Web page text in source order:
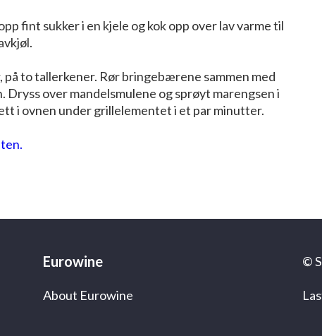
fint sukker i en kjele og kok opp over lav varme til
to tallerkener. Rør bringebærene sammen med
over mandelsmulene og sprøyt marengsen i
i ovnen under grillelementet i et par minutter.
Eurowine
About Eurowine
©